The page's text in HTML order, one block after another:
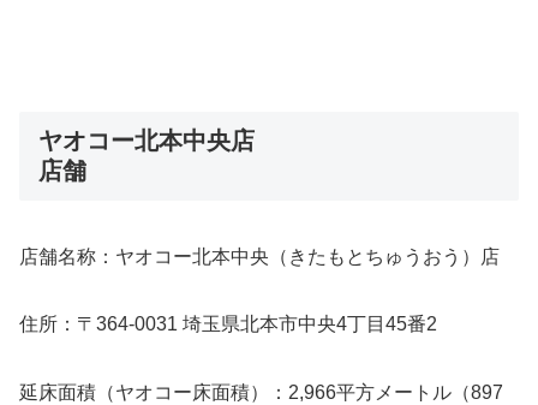
ヤオコー北本中央店
店舗
店舗名称：ヤオコー北本中央（きたもとちゅうおう）店
住所：〒364-0031 埼玉県北本市中央4丁目45番2
延床面積（ヤオコー床面積）：2,966平方メートル（897